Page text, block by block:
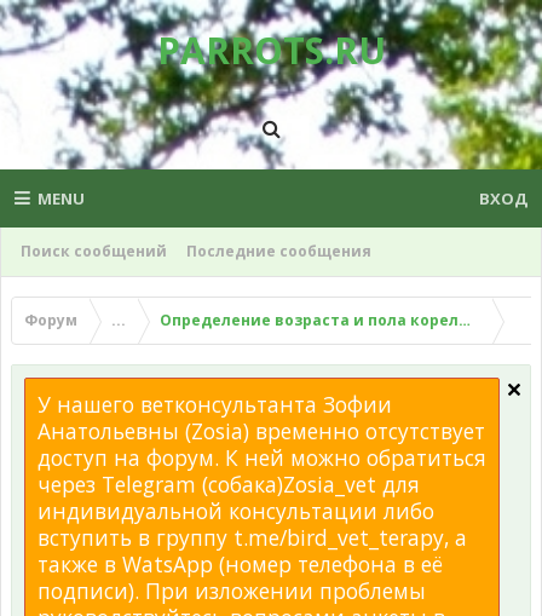
PARROTS.RU
MENU
Поиск сообщений Последние сообщения
ВХОД
Форум ... Определение возраста и пола корелл. Плюсы
У нашего ветконсультанта Зофии
Анатольевны (Zosia) временно отсутствует
доступ на форум. К ней можно обратиться
через Telegram (собака)Zosia_vet для
индивидуальной консультации либо
вступить в группу t.me/bird_vet_terapy, а
также в WatsApp (номер телефона в её
подписи). При изложении проблемы